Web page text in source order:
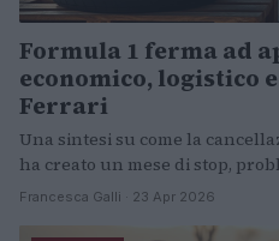
Formula 1 ferma ad
economico, logistico
Ferrari
Una sintesi su come la
ha creato un mese di stop,
Francesca Galli · 23 Apr 2026